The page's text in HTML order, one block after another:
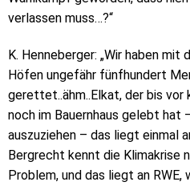
verlassen muss…?“
K. Henneberger: „Wir haben
Höfen ungefähr fünfhundert
gerettet..ähm..Elkat, der bis vor
noch im Bauernhaus gelebt hat
auszuziehen – das liegt einmal
Bergrecht kennt die Klimakrise
Problem, und das liegt an RWE,